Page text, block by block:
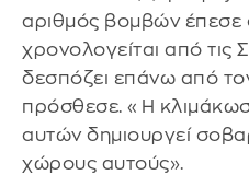
αριθμός βομβών έπεσε
χρονολογείται από τις
δεσπόζει επάνω από
πρόσθεσε. «Η
αυτών δημιουργεί
χώρους αυτούς».